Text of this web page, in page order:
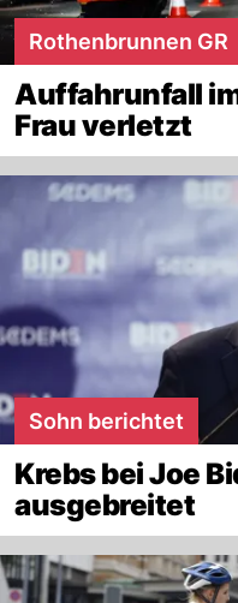
Rothenbrunnen GR
Auffahrunfall
Frau verletzt
Sohn berichtet
Krebs bei Joe
ausgebreitet